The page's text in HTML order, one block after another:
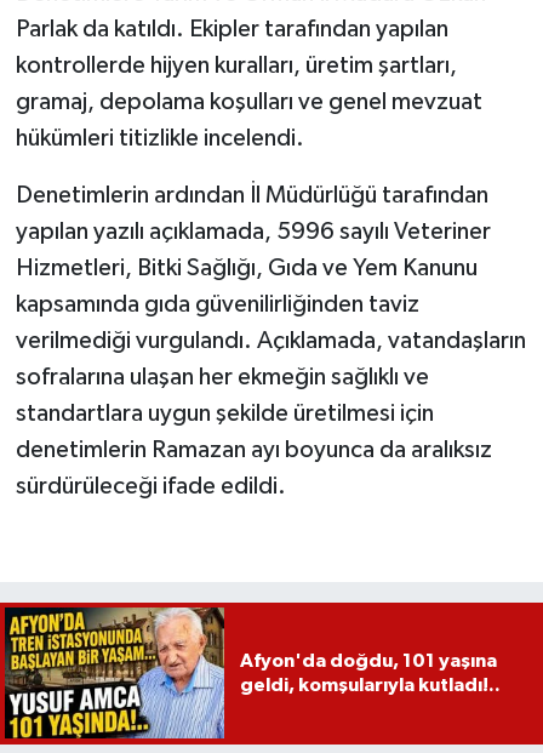
Parlak da katıldı. Ekipler tarafından yapılan
kontrollerde hijyen kuralları, üretim şartları,
gramaj, depolama koşulları ve genel mevzuat
hükümleri titizlikle incelendi.
Denetimlerin ardından İl Müdürlüğü tarafından
yapılan yazılı açıklamada, 5996 sayılı Veteriner
Hizmetleri, Bitki Sağlığı, Gıda ve Yem Kanunu
kapsamında gıda güvenilirliğinden taviz
verilmediği vurgulandı. Açıklamada, vatandaşların
sofralarına ulaşan her ekmeğin sağlıklı ve
standartlara uygun şekilde üretilmesi için
denetimlerin Ramazan ayı boyunca da aralıksız
sürdürüleceği ifade edildi.
Afyon'da doğdu, 101 yaşına
geldi, komşularıyla kutladı!..